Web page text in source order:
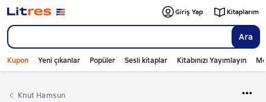
Ara
Giriş Yap Kitaplarım
Kupon Yeni çıkanlar Popüler Sesli kitaplar Kitabınızı Yayımlayın
Knut Hamsun